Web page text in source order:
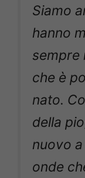
Siamo
hanno
sempre
che è
nato.
della
nuovo
onde